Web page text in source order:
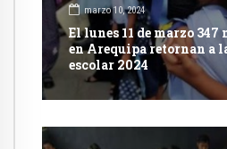
marzo 10, 2024
El lunes 11 de marzo
en Arequipa retornan a
escolar 2024